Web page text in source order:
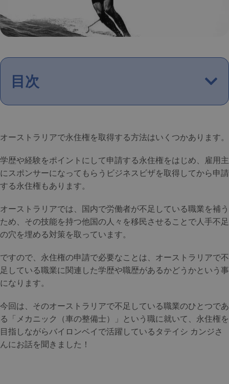
目次
オーストラリアで永住権を取得する方法はいくつかあります。
学歴や経験をポイントにして申請する永住権をはじめ、雇用主
にスポンサーになってもらうビジネスビザを取得してから申請
する永住権もあります。
オーストラリアでは、国内で労働者が不足している職業を補う
ため、その技能を持つ他国の人々を移民させることで人手不足
の穴を埋める対策を取っています。
ですので、永住権の申請で必要なことは、オーストラリアで不
足している職業に関連した学歴や職歴があるかどうかという事
になります。
今回は、そのオーストラリアで不足している職業のひとつであ
る「メカニック（車の整備士）」という職に就いて、永住権を
目指しながらバイロンベイで活躍しているタテイシ カンジさ
んにお話を聞きました！